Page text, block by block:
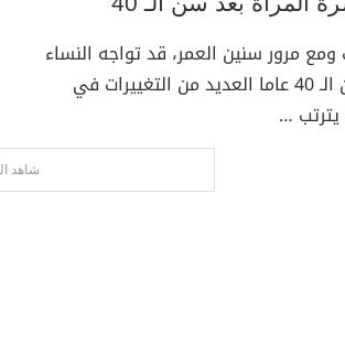
مرور سنين العمر، قد تواجه النساء
اللائي يدخلن سن الـ 40 عاما العديد من التغييرات في
…
شاهد